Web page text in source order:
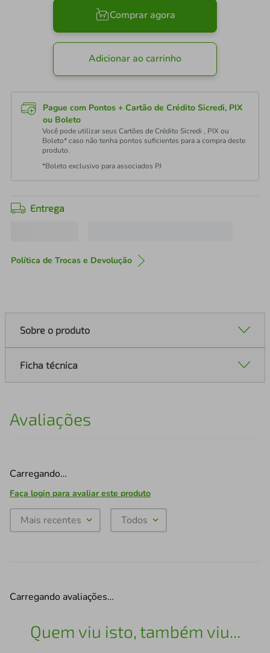
Comprar agora
Adicionar ao carrinho
Pague com Pontos + Cartão de Crédito Sicredi, PIX
ou Boleto
Você pode utilizar seus Cartões de Crédito Sicredi , PIX ou
Boleto* caso não tenha pontos suficientes para a compra deste
produto.
*Boleto exclusivo para associados PJ
Entrega
Política de Trocas e Devolução
Sobre o produto
Ficha técnica
Avaliações
Carregando…
Faça login para avaliar este produto
Mais recentes Todos
Carregando avaliações…
Quem viu isto, também viu...